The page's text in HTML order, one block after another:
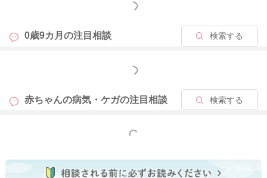
もっと見る
0歳9カ月の注目相談 検索する
もっと見る
赤ちゃんの病気・ケガの注目相談 検索する
もっと見る